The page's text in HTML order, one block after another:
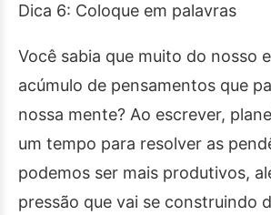
Dica 6: Coloque em palavras
Você sabia que muito do nosso
acúmulo de pensamentos que
nossa mente? Ao escrever,
um tempo para resolver as
podemos ser mais produtivos,
pressão que vai se construindo